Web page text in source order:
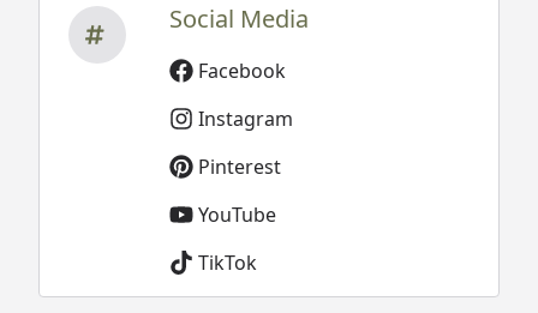
Social Media
Facebook
Instagram
Pinterest
YouTube
TikTok